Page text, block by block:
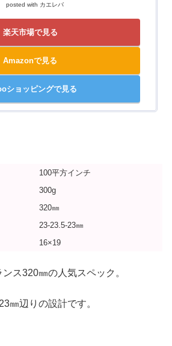
posted with カエレバ
楽天市場で見る
Amazonで見る
ショッピングで見る
100平方インチ
300g
320㎜
23-23.5-23㎜
16×19
ス320㎜の人気スペック。
㎜辺りの設計です。